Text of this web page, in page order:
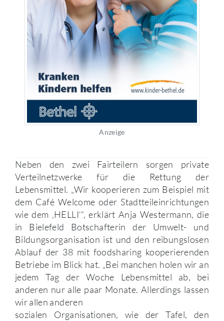
Anzeige
Neben den zwei Fairteilern sorgen private
Verteilnetzwerke für die Rettung der
Lebensmittel. „Wir kooperieren zum Beispiel mit
dem Café Welcome oder Stadtteileinrichtungen
wie dem ‚HELLI‘“, erklärt Anja Westermann, die
in Bielefeld Botschafterin der Umwelt- und
Bildungsorganisation ist und den reibungslosen
Ablauf der 38 mit foodsharing kooperierenden
Betriebe im Blick hat. „Bei manchen holen wir an
jedem Tag der Woche Lebensmittel ab, bei
anderen nur alle paar Monate. Allerdings lassen
wir allen anderen
sozialen Organisationen, wie der Tafel, den